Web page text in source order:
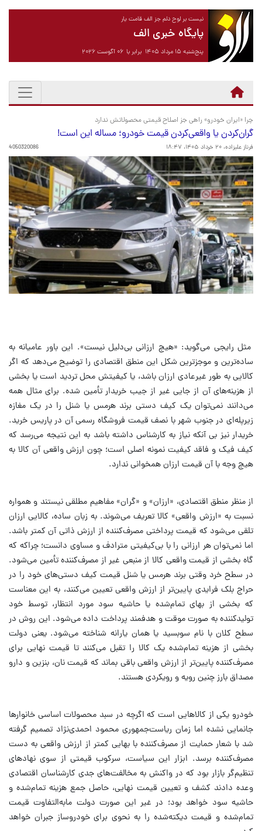
نیست بر لوح دلم جز الف قامت یار
پایگاه خبری الف
پنج‌شنبه ۱۵ مرداد ۱۴۰۵ برابر با ۰۶ آگوست ۲۰۲۶
چرا «ایران خودرو» راهی جز اصلاح قیمتی محصولاتش ندارد
گران‌کردن یا واقعی‌کردن قیمت خودرو؛ مساله این است!
فرناز علیزاده، ۲۰ خرداد ۱۴۰۵، ۱۸:۴۷ 4050320086
مثل رایجی می‌گوید: «هیچ ارزانی بی‌دلیل نیست». این باور عامیانه به
ساده‌ترین و موجزترین شکل این منطق اقتصادی را توضیح می‌دهد که اگر
کالایی به طور غیرعادی ارزان باشد، یا کیفیتش محل تردید است یا بخشی
از هزینه‌های آن از جایی غیر از جیب خریدار تأمین شده. برای مثال همه
می‌دانند نمی‌توان یک کیف دستی برند هرمس یا شنل را در یک مغازه
زیرپله‌ای در جنوب شهر با نصف قیمت فروشگاه رسمی آن در پاریس خرید.
خریدار نیز بی‌ آنکه نیاز به کارشناس داشته باشد به این نتیجه می‌رسد که
کیف فیک و فاقد کیفیت نمونه اصلی است؛ چون ارزش واقعی آن کالا به
هیچ وجه با آن قیمت ارزان همخوانی ندارد.
از منظر منطق اقتصادی، «ارزان» و «گران» مفاهیم مطلقی نیستند و همواره
نسبت به «ارزش واقعی» کالا تعریف می‌شوند. به زبان ساده، کالایی ارزان
تلقی می‌شود که قیمت پرداختی مصرف‌کننده از ارزش ذاتی آن کمتر باشد.
اما نمی‌توان هر ارزانی را با بی‌کیفیتی مترادف و مساوی دانست؛ چراکه که
گاه بخشی از قیمت واقعی کالا از منبعی غیر از مصرف‌کننده تأمین می‌شود.
در سطح خرد وقتی برند هرمس یا شنل قیمت کیف‌ دستی‌های خود را در
حراج بلک فرایدی پایین‌تر از ارزش واقعی تعیین می‌کنند، به این معناست
که بخشی از بهای تمام‌شده یا حاشیه سود مورد انتظار، توسط خود
تولیدکننده به صورت موقت و هدفمند پرداخت داده می‌شود. این روش در
سطح کلان با نام سوبسید یا همان یارانه شناخته می‌شود. یعنی دولت
بخشی از هزینه تمام‌شده یک کالا را تقبل می‌کنند تا قیمت نهایی برای
مصرف‌کننده پایین‌تر از ارزش واقعی باقی بماند که قیمت نان، بنزین و دارو
مصداق بارز چنین رویه و رویکردی هستند.
خودرو یکی از کالاهایی است که اگرچه در سبد محصولات اساسی خانوارها
جانمایی نشده اما زمان ریاست‌جمهوری محمود احمدی‌نژاد تصمیم گرفته
شد با شعار حمایت از مصرف‌کننده با بهایی کمتر از ارزش واقعی به دست
مصرف‌کننده برسد. ابزار این سیاست، سرکوب قیمتی از سوی نهادهای
تنظیم‌گر بازار بود که در واکنش به مخالفت‌های جدی کارشناسان اقتصادی
وعده دادند کشف و تعیین قیمت نهایی، حاصل جمع هزینه تمام‌شده و
حاشیه سود خواهد بود؛ در غیر این صورت دولت مابه‌التفاوت قیمت
تمام‌شده و قیمت دیکته‌شده را به نحوی برای خودروساز جبران خواهد